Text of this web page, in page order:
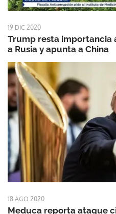
19 DIC 2020
Trump resta
a Rusia y apunta a China
18 AGO 2020
Meduca reporta ataque